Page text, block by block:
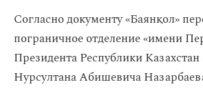
Согласно документу «Баянқол»
пограничное отделение «имени
Президента Республики
Нурсултана Абишевича